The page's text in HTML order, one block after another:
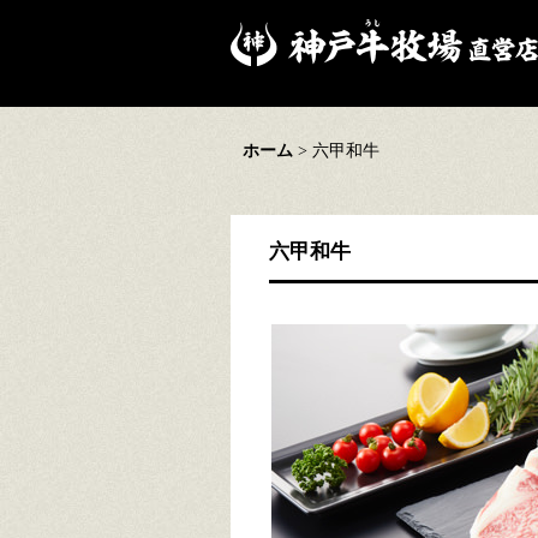
ホーム > 六甲和牛
六甲和牛